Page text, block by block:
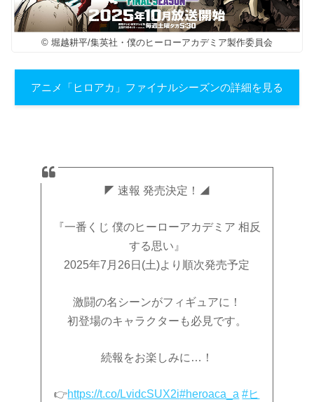
© 堀越耕平/集英社・僕のヒーローアカデミア製作委員会
アニメ「ヒロアカ」ファイナルシーズンの詳細を見る
◤ 速報 発売決定！◢
『一番くじ 僕のヒーローアカデミア 相反
する思い』
2025年7月26日(土)より順次発売予定
激闘の名シーンがフィギュアに！
初登場のキャラクターも必見です。
続報をお楽しみに…！
👉https://t.co/LvidcSUX2i#heroaca_a #ヒ